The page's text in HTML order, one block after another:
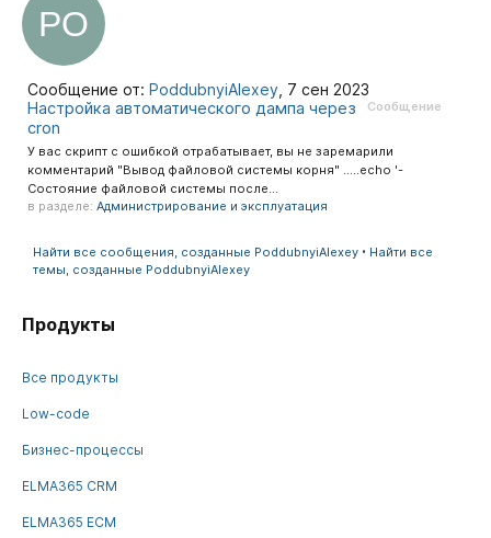
Сообщение от: PoddubnyiAlexey 7 сен 2023
Сообщение
Настройка автоматического дампа через
cron
У вас скрипт с ошибкой отрабатывает, вы не заремарили
комментарий "Вывод файловой системы корня" .....echo '-
Состояние файловой системы после...
в разделе: Администрирование и эксплуатация
Найти все сообщения, созданные PoddubnyiAlexey
Найти все
темы, созданные PoddubnyiAlexey
Продукты
Все продукты
Low-code
Бизнес-процессы
ELMA365 CRM
ELMA365 ECM